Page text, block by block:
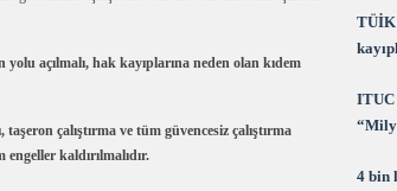
açılmalı, hak kayıplarına neden olan kıdem
çalıştırma ve tüm güvencesiz çalıştırma
kaldırılmalıdır.
TÜİK
ITUC
4 bin